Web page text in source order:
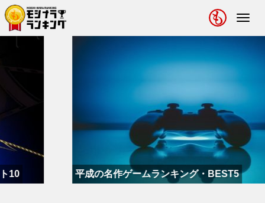
平成の名作ゲームランキング・BEST5